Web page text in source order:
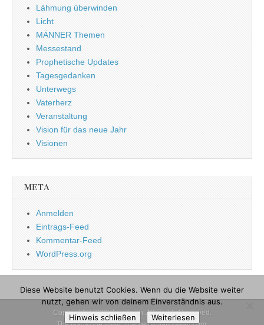
Lähmung überwinden
Licht
MÄNNER Themen
Messestand
Prophetische Updates
Tagesgedanken
Unterwegs
Vaterherz
Veranstaltung
Vision für das neue Jahr
Visionen
META
Anmelden
Eintrags-Feed
Kommentar-Feed
WordPress.org
Copyright © 2026Tagebuch. All Rights Reserved.
Diese Website benutzt Cookies. Wenn du die Website weiter
nutzt, gehen wir von deinem Einverständnis aus.
Hinweis schließen
Weiterlesen